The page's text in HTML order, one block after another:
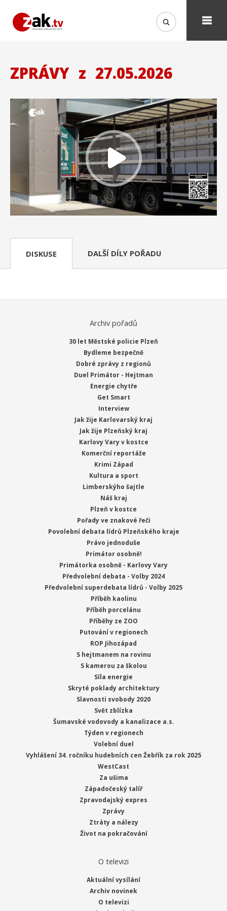
ZPRÁVY z 27.05.2026
DISKUSE DALŠÍ DÍLY POŘADU
Archiv pořadů
30 let Městské policie Plzeň
Bydleme bezpečně
Dobré zprávy z regionů
Duel Primátor - Hejtman
Energie chytře
Get Smart
Interview
Jak žije Karlovarský kraj
Jak žije Plzeňský kraj
Karlovy Vary v kostce
Komerční reportáže
Krimi Západ
Kultura a sport
Limberskýho šajtle
Náš kraj
Plzeň v kostce
Pořady ve znakové řeči
Povolební debata lídrů Plzeňského kraje
Právo jednoduše
Primátor osobně!
Primátorka osobně - Karlovy Vary
Předvolební debata - Volby 2024
Předvolební superdebata lídrů - Volby 2025
Příběh kaolinu
Příběh porcelánu
Příběhy ze ZOO
Putování v regionech
ROP Jihozápad
S hejtmanem na rovinu
S kamerou za školou
Síla energie
Skryté poklady architektury
Slavnosti svobody 2020
Svět zblízka
Šumavské vodovody a kanalizace a.s.
Týden v regionech
Volební duel
Vyhlášení 34. ročníku hudebních cen Žebřík za rok 2025
WestCast
Za ušima
Západočeský talíř
Zpravodajský expres
Zprávy
Ztráty a nálezy
Život na pokračování
O televizi
Aktuální vysílání
Archiv novinek
O televizi